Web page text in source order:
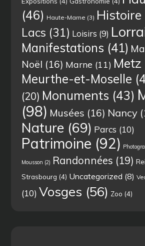
(46) Haute-Marne (3) Histoire
Lacs (31) Loisirs (9)
Manifestations (41)
Noël (16) Marne (11) Metz
Meurthe-et-Moselle
(20) Monuments (43)
(98) Musées (16) Nancy
Nature (69) Parcs (10)
Patrimoine (92)
Mousson (2) Randonnées (19)
Strasbourg (4) Uncategorized (8)
(10) Vosges (56) Zoo (4)